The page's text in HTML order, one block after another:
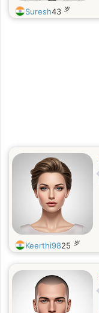
Suresh43 岁
Keerthi9825 岁